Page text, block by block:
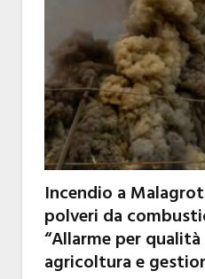
Incendio a
polveri da
“Allarme per qualità
agricoltura e